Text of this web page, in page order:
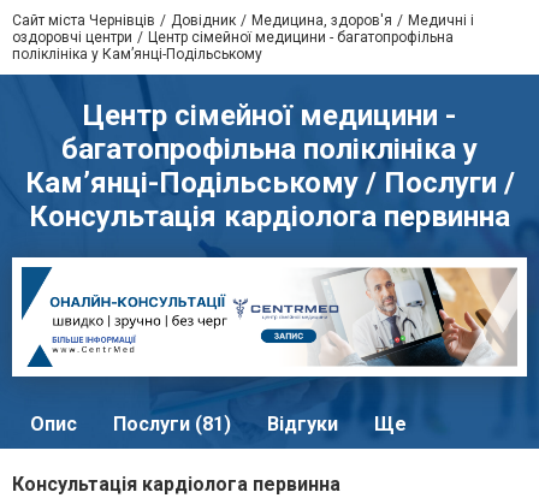
Сайт міста Чернівців Довідник Медицина, здоров'я
Медичні і
оздоровчі центри
Центр сімейної медицини - багатопрофільна
поліклініка у Кам’янці-Подільському
Центр сімейної медицини -
багатопрофільна поліклініка у
Кам’янці-Подільському / Послуги /
Консультація кардіолога первинна
Опис Послуги (81) Відгуки Ще
Консультація кардіолога первинна